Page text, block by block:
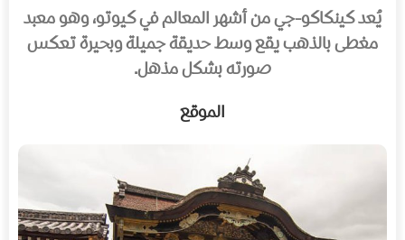
يُعد كينكاكو-جي من أشهر المعالم في كيوتو، وهو معبد
مغطى بالذهب يقع وسط حديقة جميلة وبحيرة تعكس
صورته بشكل مذهل.
الموقع